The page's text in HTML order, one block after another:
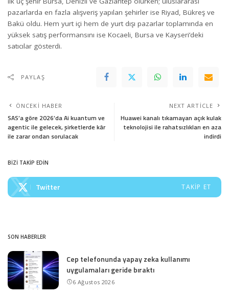
pazarlarda en fazla alışveriş yapılan şehirler ise Riyad, Bükreş ve
Bakü oldu. Hem yurt içi hem de yurt dışı pazarlar toplamında en
yüksek satış performansını ise Kocaeli, Bursa ve Kayseri’deki
satıcılar gösterdi.
PAYLAŞ
ÖNCEKI HABER
SAS’a göre 2026’da Ai kuantum ve
agentic ile gelecek, şirketlerde kâr
ile zarar ondan sorulacak
NEXT ARTICLE
Huawei kanalı tıkamayan açık kulak
teknolojisi ile rahatsızlıkları en aza
indirdi
BİZİ TAKİP EDİN
Twitter TAKIP ET
SON HABERLER
Cep telefonunda yapay zeka kullanımı
uygulamaları geride bıraktı
6 Ağustos 2026